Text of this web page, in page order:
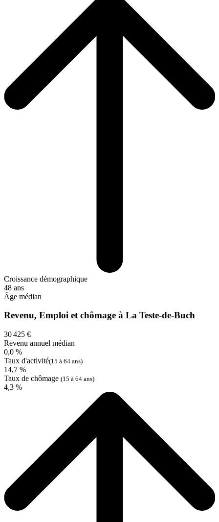
Croissance démographique
48 ans
Âge médian
Revenu, Emploi et chômage à La Teste-de-Buch
30 425 €
Revenu annuel médian
0,0 %
Taux d'activité(15 à 64 ans)
14,7 %
Taux de chômage (15 à 64 ans)
4,3 %